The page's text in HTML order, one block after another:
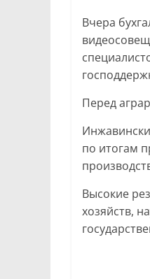
Вчера
Перед
по итогам
Высокие
хозяйств,